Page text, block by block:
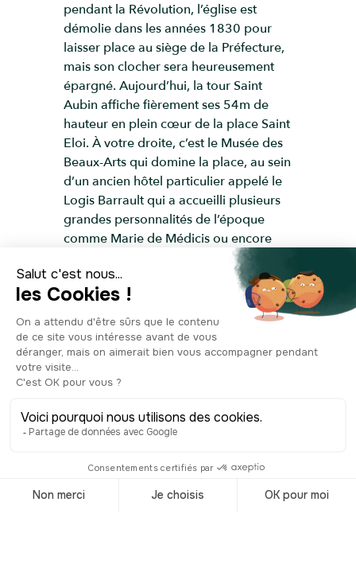
pendant la Révolution, l’église est
démolie dans les années 1830 pour
laisser place au siège de la Préfecture,
mais son clocher sera heureusement
épargné. Aujourd’hui, la tour Saint
Aubin affiche fièrement ses 54m de
hauteur en plein cœur de la place Saint
Eloi. À votre droite, c’est le Musée des
Beaux-Arts qui domine la place, au sein
d’un ancien hôtel particulier appelé le
Logis Barrault qui a accueilli plusieurs
grandes personnalités de l’époque
comme Marie de Médicis ou encore
Renaissance, ce musée recèle de petits
trésors artistiques tels que des
peintures des écoles française et
italienne, des tableaux du XIXe siècle et
des œuvres de l’art moderne et
contemporain. On en voit d’ailleurs une
trôner en face de l’entrée du musée, sur
la place, que l’on doit au sculpteur Igor
Mitoraj. Réalisée en 1993, elle
n’a pas été achevé. C’est l’une des
œuvres les plus photographiées de la